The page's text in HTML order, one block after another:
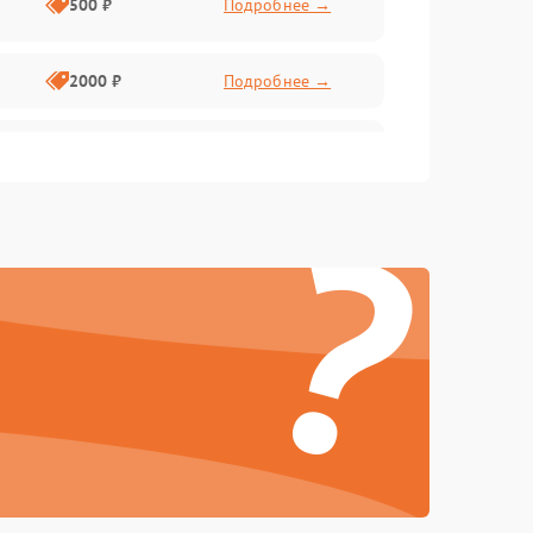
500 ₽ Подробнее →
2000 ₽ Подробнее →
Подробнее →
Подробнее →
Подробнее →
Подробнее →
?